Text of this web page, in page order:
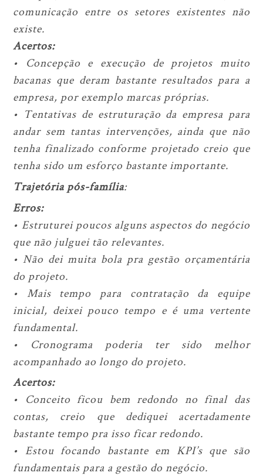
comunicação entre os setores existentes não
existe.
Acertos:
• Concepção e execução de projetos muito
bacanas que deram bastante resultados para a
empresa, por exemplo marcas próprias.
• Tentativas de estruturação da empresa para
andar sem tantas intervenções, ainda que não
tenha finalizado conforme projetado creio que
tenha sido um esforço bastante importante.
Trajetória pós-família:
Erros:
• Estruturei poucos alguns aspectos do negócio
que não julguei tão relevantes.
• Não dei muita bola pra gestão orçamentária
do projeto.
• Mais tempo para contratação da equipe
inicial, deixei pouco tempo e é uma vertente
fundamental.
• Cronograma poderia ter sido melhor
acompanhado ao longo do projeto.
Acertos:
• Conceito ficou bem redondo no final das
contas, creio que dediquei acertadamente
bastante tempo pra isso ficar redondo.
• Estou focando bastante em KPI’s que são
fundamentais para a gestão do negócio.